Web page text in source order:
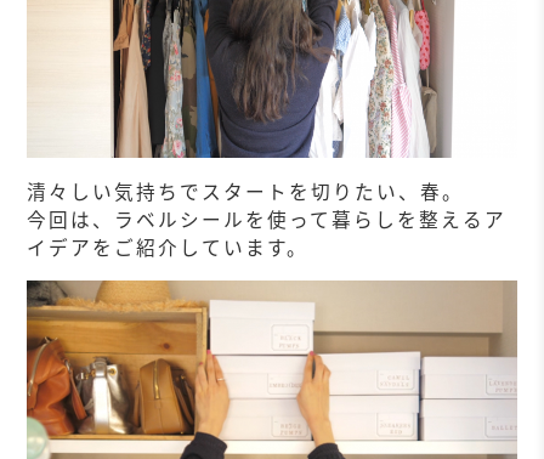
清々しい気持ちでスタートを切りたい、春。
今回は、ラベルシールを使って暮らしを整えるア
イデアをご紹介しています。